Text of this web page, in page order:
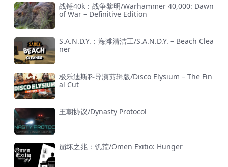
战锤40k：战争黎明/Warhammer 40,000: Dawn
of War – Definitive Edition
S.A.N.D.Y.：海滩清洁工/S.A.N.D.Y. – Beach Clea
ner
极乐迪斯科导演剪辑版/Disco Elysium – The Fin
al Cut
王朝协议/Dynasty Protocol
崩坏之兆：饥荒/Omen Exitio: Hunger